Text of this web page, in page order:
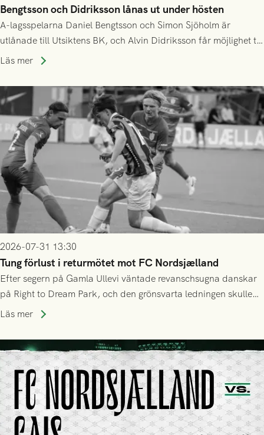
Bengtsson och Didriksson lånas ut under hösten
A-lagsspelarna Daniel Bengtsson och Simon Sjöholm är
utlånade till Utsiktens BK, och Alvin Didriksson får möjlighet till
speltid i Hestrafors genom föreningssamarbete.
Läs mer
2026-07-31 13:30
Tung förlust i returmötet mot FC Nordsjælland
Efter segern på Gamla Ullevi väntade revanschsugna danskar
på Right to Dream Park, och den grönsvarta ledningen skulle
upphöra efter mindre än kvarten spelad. På lika mark visade
tennissiffror och det grönsvarta europaäventyret tog slut.
Läs mer